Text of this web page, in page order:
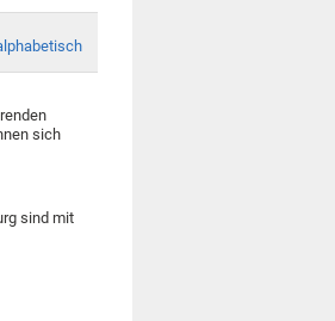
sich
sind mit